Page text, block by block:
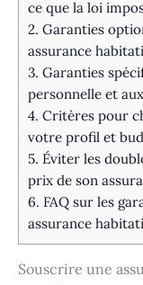
ce que la loi
2. Garanties
assurance
3. Garanties
personnelle et
4. Critères pour
votre profil et
5. Éviter les
prix de son
6. FAQ sur les
assurance
Souscrire une